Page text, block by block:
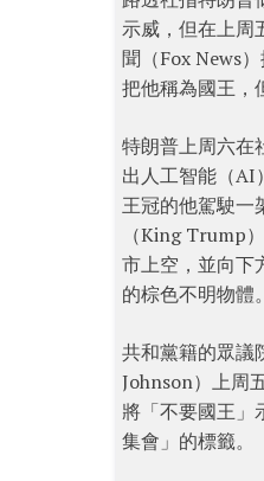
示威，但在上周
聞（Fox News
把他稱為國王，
特朗普上周六
出人工智能（AI
王冠的他駕駛一
（King Trump
市上空，並向下
的棕色不明物體。
共和黨籍的眾議
Johnson）上周
將「不要國王」
集會」的標籤。